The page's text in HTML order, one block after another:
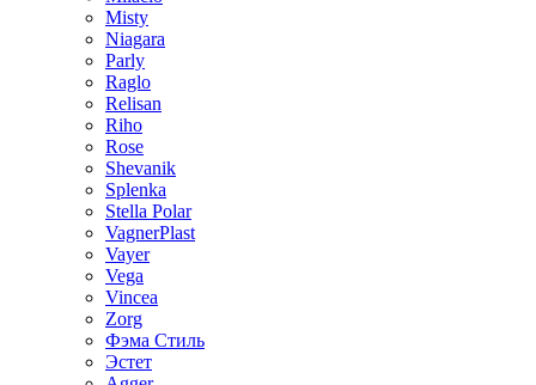
Misty
Niagara
Parly
Raglo
Relisan
Riho
Rose
Shevanik
Splenka
Stella Polar
VagnerPlast
Vayer
Vega
Vincea
Zorg
Фэма Стиль
Эстет